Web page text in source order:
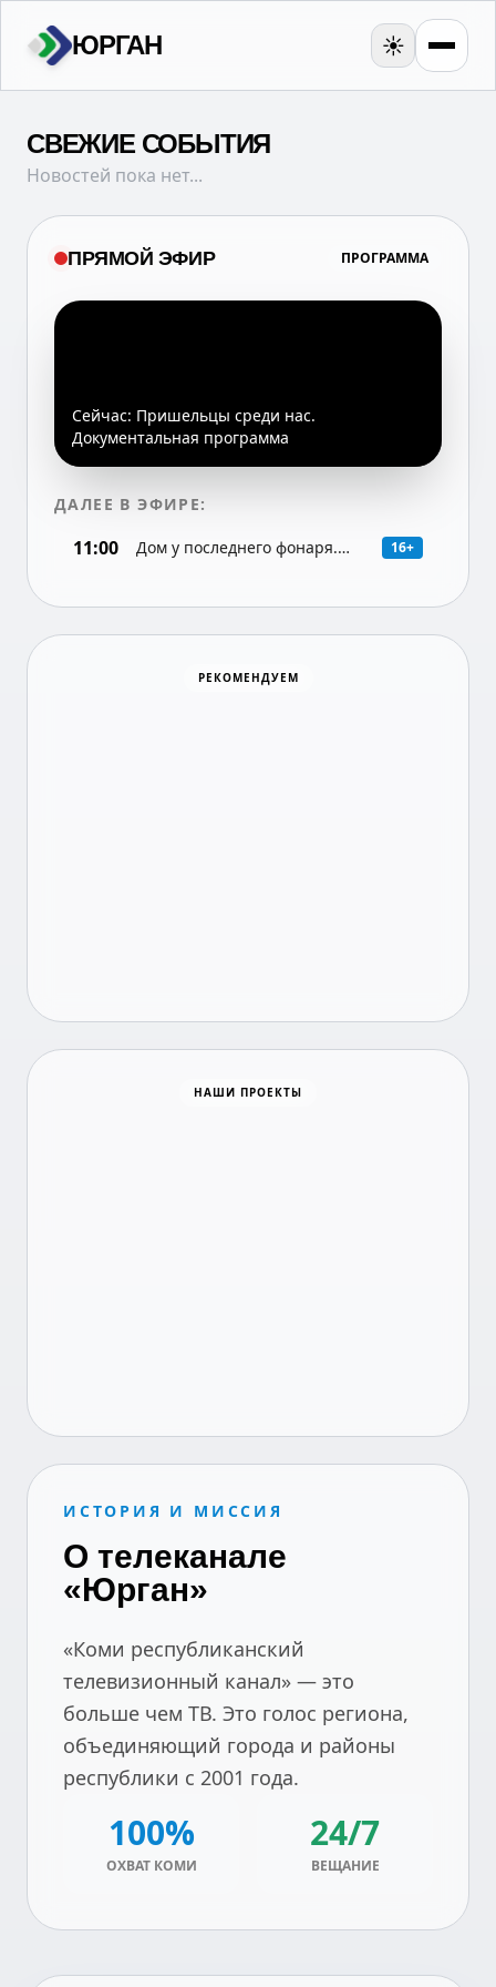
ЮРГАН ☀️
СВЕЖИЕ СОБЫТИЯ
Новостей пока нет...
ПРЯМОЙ ЭФИР ПРОГРАММА
Сейчас: Пришельцы среди нас.
Документальная программа
ДАЛЕЕ В ЭФИРЕ:
11:00
Дом у последнего фонаря.
16+
РЕКОМЕНДУЕМ
Хоккей
НАШИ ПРОЕКТЫ
Время новостей
ИСТОРИЯ И МИССИЯ
О телеканале
«Юрган»
«Коми республиканский
телевизионный канал» — это
больше чем ТВ. Это голос региона,
объединяющий города и районы
республики с 2001 года.
100%
ОХВАТ КОМИ
24/7
ВЕЩАНИЕ